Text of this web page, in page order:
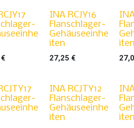
€
INA RCJY16
Flanschlager-
Gehäuseeinhe
iten
27,25 €
iten
INA RCJTY12
Flanschlager-
Gehäuseeinhe
iten
iten